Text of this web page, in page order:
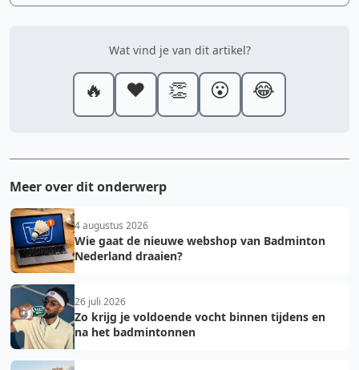
Wat vind je van dit artikel?
🔥 ❤️ 👏 😮 😂
Meer over dit onderwerp
4 augustus 2026
Wie gaat de nieuwe webshop van Badminton
Nederland draaien?
26 juli 2026
Zo krijg je voldoende vocht binnen tijdens en
na het badmintonnen